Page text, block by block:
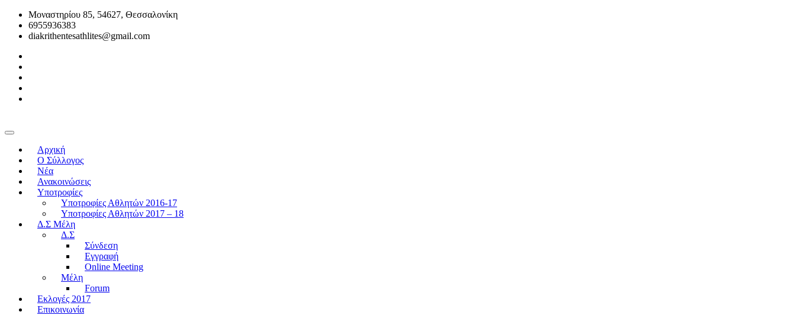
Μοναστηρίου 85, 54627, Θεσσαλονίκη
6955936383
diakrithentesathlites@gmail.com
Αρχική
O Σύλλογος
Νέα
Ανακοινώσεις
Υποτροφίες
Υποτροφίες Αθλητών 2016-17
Υποτροφίες Αθλητών 2017 – 18
Δ.Σ Μέλη
Δ.Σ
Σύνδεση
Εγγραφή
Online Meeting
Μέλη
Forum
Εκλογές 2017
Επικοινωνία